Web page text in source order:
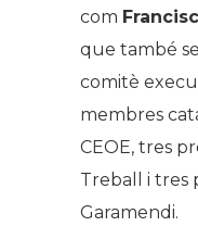
com
que també
comitè
membres
CEOE, tres
Treball i tres
Garamendi.